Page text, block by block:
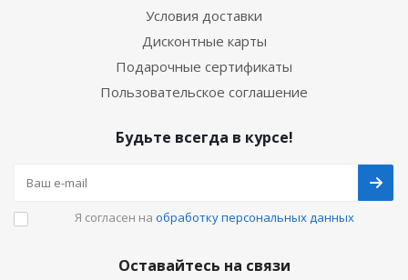
Условия доставки
Дисконтные карты
Подарочные сертификаты
Пользовательское соглашение
Будьте всегда в курсе!
Я согласен на обработку персональных данных
Оставайтесь на связи